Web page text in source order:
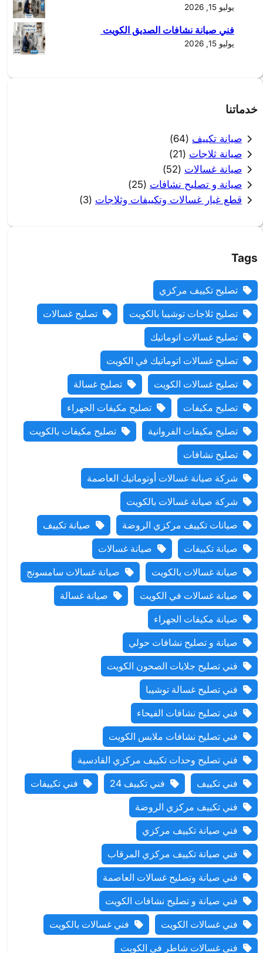
يوليو 15, 2026
فني صيانة نشافات الصديق الكويت
يوليو 15, 2026
خدماتنا
صيانة تكييف (64)
صيانة ثلاجات (21)
صيانة غسالات (52)
صيانة و تصليح نشافات (25)
قطع غيار غسالات وتكييفات وثلاجات (3)
Tags
تصليح تكييف مركزي
تصليح ثلاجات توشيبا بالكويت
تصليح غسالات
تصليح غسالات اتوماتيك
تصليح غسالات اتوماتيك في الكويت
تصليح غسالات الكويت
تصليح غسالة
تصليح مكيفات
تصليح مكيفات الجهراء
تصليح مكيفات الفروانية
تصليح مكيفات بالكويت
تصليح نشافات
شركة صيانة غسالات أوتوماتيك العاصمة
شركة صيانة غسالات بالكويت
صيانات تكييف مركزي الروضة
صيانة تكييف
صيانة تكييفات
صيانة غسالات
صيانة غسالات بالكويت
صيانة غسالات سامسونج
صيانة غسالات في الكويت
صيانة غسالة
صيانة مكيفات الجهراء
صيانة و تصليح نشافات حولي
فني تصليح جلايات الصحون الكويت
فني تصليح غسالة توشيبا
فني تصليح نشافات الفيحاء
فني تصليح نشافات ملابس الكويت
فني تصليح وحدات تكييف مركزي القادسية
فني تكييف
فني تكييف 24
فني تكييفات
فني تكييف مركزي الروضة
فني صيانة تكييف مركزي
فني صيانة تكييف مركزي المرقاب
فني صيانة وتصليح غسالات العاصمة
فني صيانة و تصليح نشافات الكويت
فني غسالات الكويت
فني غسالات بالكويت
فني غسالات شاطر في الكويت